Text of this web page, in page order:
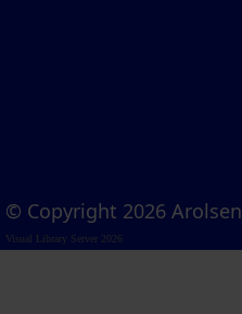
© Copyright 2026
Visual Library Server 2026